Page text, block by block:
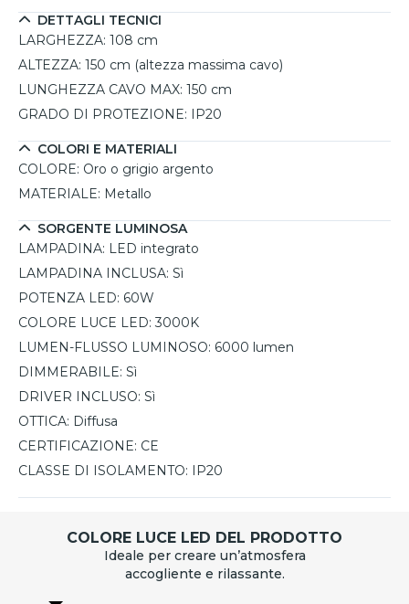
si fa notare per la sua versatilità e per la capacità di creare
un’atmosfera elegante e rilassante. I cavi regolabili fino a
150 cm permettono una personalizzazione completa
dell’installazione. Un’opzione eccellente anche nell’ambito
dell’illuminazione degli interni di design, grazie alla
funzione dimmerabile e alla praticità di montaggio.
DETTAGLI TECNICI
LARGHEZZA: 108 cm
ALTEZZA: 150 cm (altezza massima cavo)
LUNGHEZZA CAVO MAX: 150 cm
GRADO DI PROTEZIONE: IP20
COLORI E MATERIALI
COLORE: Oro o grigio argento
MATERIALE: Metallo
SORGENTE LUMINOSA
LAMPADINA: LED integrato
LAMPADINA INCLUSA: Sì
POTENZA LED: 60W
COLORE LUCE LED: 3000K
LUMEN-FLUSSO LUMINOSO: 6000 lumen
DIMMERABILE: Sì
DRIVER INCLUSO: Sì
OTTICA: Diffusa
CERTIFICAZIONE: CE
CLASSE DI ISOLAMENTO: IP20
COLORE LUCE LED DEL PRODOTTO
Ideale per creare un’atmosfera
accogliente e rilassante.